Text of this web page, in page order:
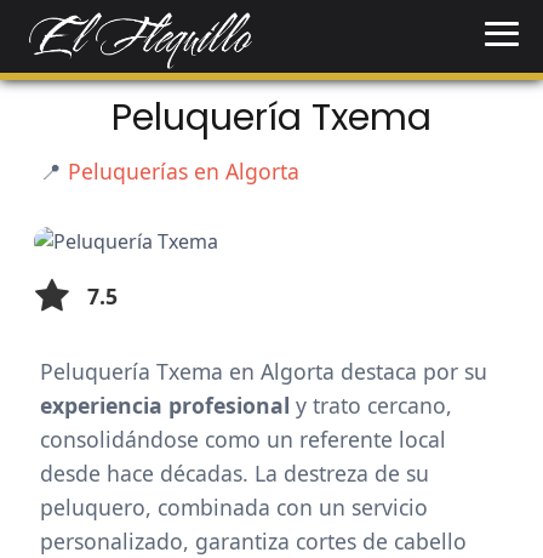
Peluquería Txema
📍 Peluquerías en Algorta
7.5
Peluquería Txema en Algorta destaca por su
experiencia profesional y trato cercano,
consolidándose como un referente local
desde hace décadas. La destreza de su
peluquero, combinada con un servicio
personalizado, garantiza cortes de cabello